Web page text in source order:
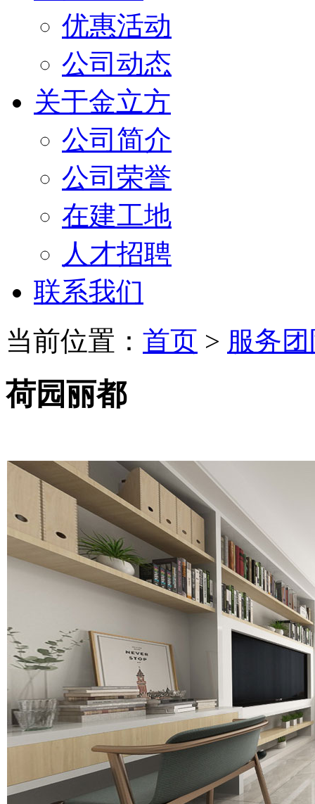
优惠活动
公司动态
关于金立方
公司简介
公司荣誉
在建工地
人才招聘
联系我们
当前位置： 首页 > 服务
荷园丽都